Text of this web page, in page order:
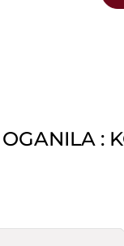
OGANILA :